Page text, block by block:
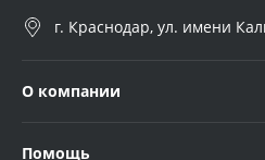
г. Краснодар, ул. имени
О компании
Помощь